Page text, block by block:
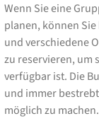
Wenn Sie eine
planen, können
und verschiedene
zu reservieren, um
verfügbar ist. Die
und immer
möglich zu machen.